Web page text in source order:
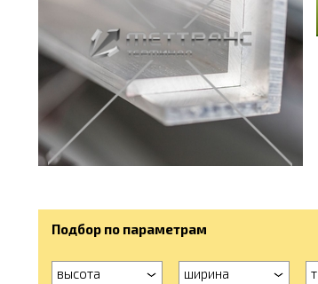
Подбор по параметрам
высота ширина